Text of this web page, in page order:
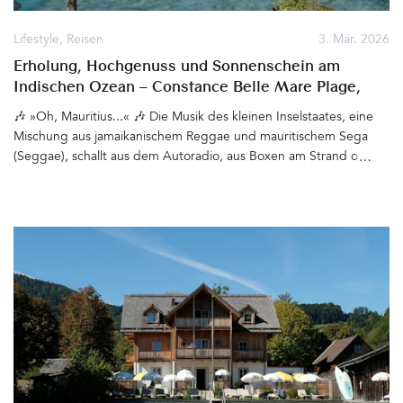
3. Mär. 2026
Lifestyle, Reisen
Erholung, Hochgenuss und Sonnenschein am
Indischen Ozean – Constance Belle Mare Plage,
Mauritius
🎶 »Oh, Mauritius...« 🎶 Die Musik des kleinen Inselstaates, eine
Mischung aus jamaikanischem Reggae und mauritischem Sega
(Seggae), schallt aus dem Autoradio, aus Boxen am Strand oder
transportieren die Beats und Texte eine Stimmung, die überall auf
Mauritius zu spüren ist. Hier leben Menschen vieler
unterschiedlicher Kulturen friedvoll miteinander. Sie sind
freundlich, hilfsbereit, entspannt. Ein Kellner, mit dem wir uns
länger unterhalten, sagt über die Insel: »Mauritius has a good
energy«. Besser kann man den kleinen Inselstaat im Indischen
Ozean nicht beschreiben. Hier fühlt man sich wohl und sicher,
wird von der Vielfalt der Natur in den Bann gezogen, fährt vom
Flughafen in Mahébourg durch kleine Dörfer zum jeweiligen Hotel